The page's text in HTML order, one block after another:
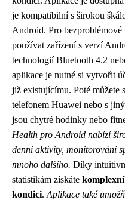
je kompatibilní s širokou
Android. Pro
používat zařízení s verzí
technologií Bluetooth 4.2
aplikace je nutné si vytvořit
již existujícímu. Poté můžete
telefonem Huawei nebo s
jsou chytré hodinky nebo
Health pro Android nabízí
denní aktivity, monitorování
mnoho dalšího. Díky
statistikám získáte
kondici. Aplikace také